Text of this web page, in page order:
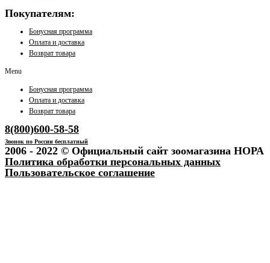
Покупателям:
Бонусная программа
Оплата и доставка
Возврат товара
Menu
Бонусная программа
Оплата и доставка
Возврат товара
8(800)600-58-58
Звонок по России бесплатный
2006 - 2022 © Официальный сайт зоомагазина НОРА
Политика обработки персональных данных
Пользовательское соглашение